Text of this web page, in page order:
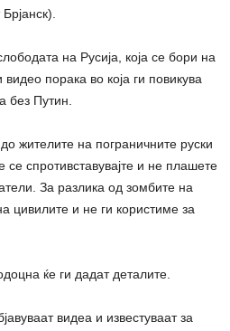
на Русија, која се бори на
порака во која ги повикува
без Путин.
жителите на пограничните руски
спротивставувајте и не плашете
За разлика од зомбите на
цивилите и не ги користиме за
ќе ги дадат деталите.
видеа и известуваат за